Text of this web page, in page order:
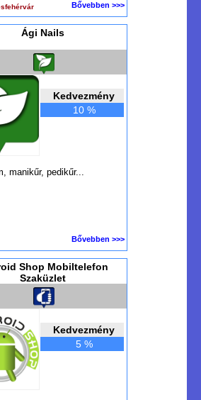
Bővebben >>>
Ági Nails
Kedvezmény
10 %
manikűr, pedikűr...
Bővebben >>>
Shop Mobiltelefon
Szaküzlet
Kedvezmény
5 %